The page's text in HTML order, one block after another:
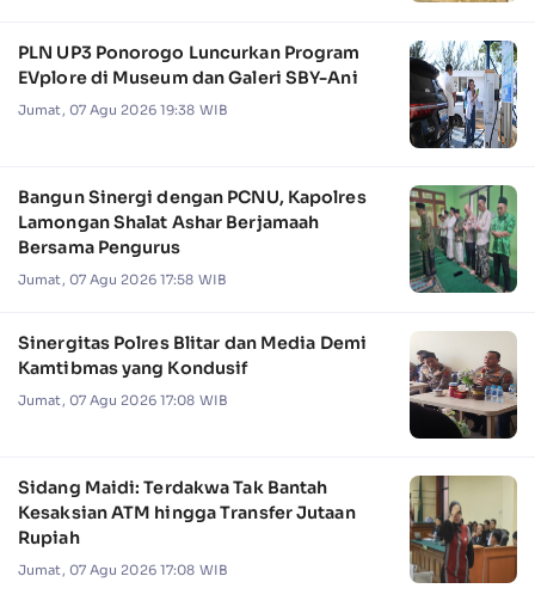
PLN UP3 Ponorogo Luncurkan Program
EVplore di Museum dan Galeri SBY-Ani
Jumat, 07 Agu 2026 19:38 WIB
Bangun Sinergi dengan PCNU, Kapolres
Lamongan Shalat Ashar Berjamaah
Bersama Pengurus
Jumat, 07 Agu 2026 17:58 WIB
Sinergitas Polres Blitar dan Media Demi
Kamtibmas yang Kondusif
Jumat, 07 Agu 2026 17:08 WIB
Sidang Maidi: Terdakwa Tak Bantah
Kesaksian ATM hingga Transfer Jutaan
Rupiah
Jumat, 07 Agu 2026 17:08 WIB